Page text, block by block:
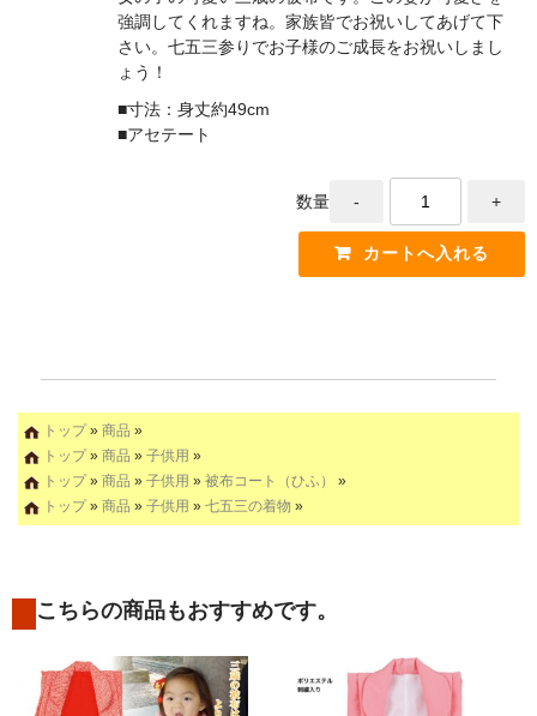
強調してくれますね。家族皆でお祝いしてあげて下
さい。七五三参りでお子様のご成長をお祝いしまし
ょう！
■寸法：身丈約49cm
■アセテート
数量
トップ» 商品 »
トップ» 商品 » 子供用 »
トップ» 商品 » 子供用 » 被布コート（ひふ）
»
トップ» 商品 » 子供用 » 七五三の着物 »
こちらの商品もおすすめです。